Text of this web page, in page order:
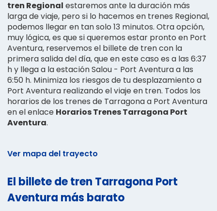
tren Regional estaremos ante la duración más
larga de viaje, pero si lo hacemos en trenes Regional,
podemos llegar en tan solo 13 minutos. Otra opción,
muy lógica, es que si queremos estar pronto en Port
Aventura, reservemos el billete de tren con la
primera salida del día, que en este caso es a las 6:37
h y llega a la estación Salou - Port Aventura a las
6:50 h. Minimiza los riesgos de tu desplazamiento a
Port Aventura realizando el viaje en tren. Todos los
horarios de los trenes de Tarragona a Port Aventura
en el enlace Horarios Trenes Tarragona Port
Aventura.
Ver mapa del trayecto
El billete de tren Tarragona Port
Aventura más barato